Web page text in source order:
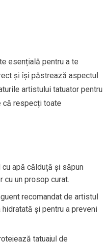
esențială pentru a te
și își păstrează aspectul
artistului tatuator pentru
că respecți toate
cu apă călduță și săpun
cu un prosop curat.
recomandat de artistul
și pentru a preveni
tatuajul de